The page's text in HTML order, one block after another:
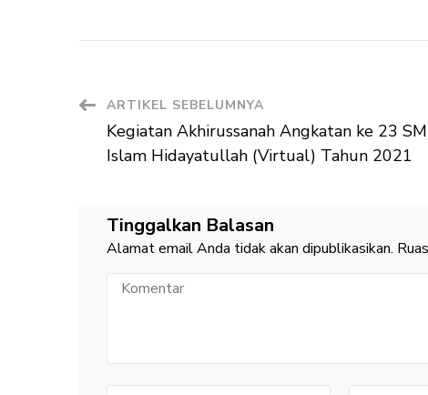
Navigasi
Artikel
ARTIKEL SEBELUMNYA
Kegiatan Akhirussanah Angkatan ke 23
Islam Hidayatullah (Virtual) Tahun 2021
Tinggalkan Balasan
Alamat email Anda tidak akan dipublikasikan.
Komentar